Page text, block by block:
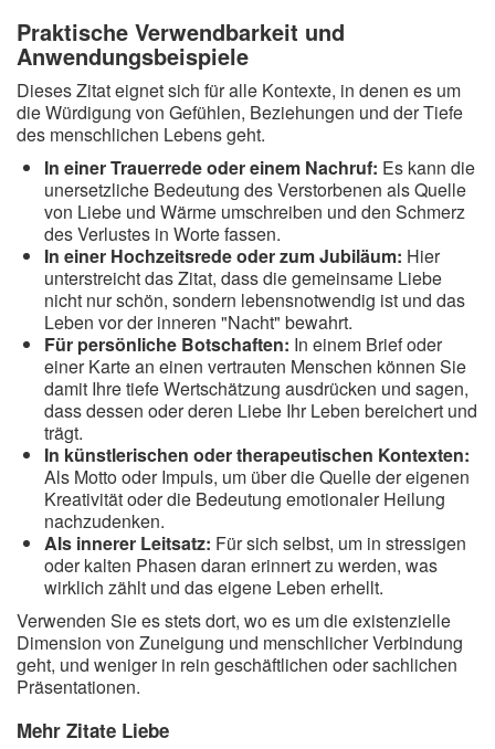
Praktische Verwendbarkeit und
Anwendungsbeispiele
Dieses Zitat eignet sich für alle Kontexte, in denen es um
die Würdigung von Gefühlen, Beziehungen und der Tiefe
des menschlichen Lebens geht.
In einer Trauerrede oder einem Nachruf: Es kann die
unersetzliche Bedeutung des Verstorbenen als Quelle
von Liebe und Wärme umschreiben und den Schmerz
des Verlustes in Worte fassen.
In einer Hochzeitsrede oder zum Jubiläum: Hier
unterstreicht das Zitat, dass die gemeinsame Liebe
nicht nur schön, sondern lebensnotwendig ist und das
Leben vor der inneren "Nacht" bewahrt.
Für persönliche Botschaften: In einem Brief oder
einer Karte an einen vertrauten Menschen können Sie
damit Ihre tiefe Wertschätzung ausdrücken und sagen,
dass dessen oder deren Liebe Ihr Leben bereichert und
trägt.
In künstlerischen oder therapeutischen Kontexten:
Als Motto oder Impuls, um über die Quelle der eigenen
Kreativität oder die Bedeutung emotionaler Heilung
nachzudenken.
Als innerer Leitsatz: Für sich selbst, um in stressigen
oder kalten Phasen daran erinnert zu werden, was
wirklich zählt und das eigene Leben erhellt.
Verwenden Sie es stets dort, wo es um die existenzielle
Dimension von Zuneigung und menschlicher Verbindung
geht, und weniger in rein geschäftlichen oder sachlichen
Präsentationen.
Mehr Zitate Liebe